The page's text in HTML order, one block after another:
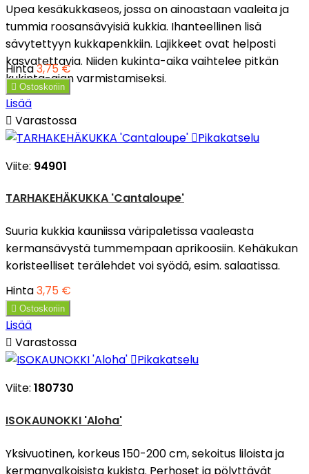
Upea kesäkukkaseos, jossa on ainoastaan vaaleita ja
tummia roosansävyisiä kukkia. Ihanteellinen lisä
sävytettyyn kukkapenkkiin. Lajikkeet ovat helposti
kasvatettavia. Niiden kukinta-aika vaihtelee pitkän
kukinta-ajan varmistamiseksi.
Hinta3,75 €
 Ostoskoriin
Lisää
 Varastossa
Pikakatselu
Viite: 94901
TARHAKEHÄKUKKA 'Cantaloupe'
Suuria kukkia kauniissa väripaletissa vaaleasta
kermansävystä tummempaan aprikoosiin. Kehäkukan
koristeelliset terälehdet voi syödä, esim. salaatissa.
Hinta3,75 €
 Ostoskoriin
Lisää
 Varastossa
Pikakatselu
Viite: 180730
ISOKAUNOKKI 'Aloha'
Yksivuotinen, korkeus 150-200 cm, sekoitus liloista ja
kermanvalkoisista kukista. Perhoset ja pölyttävät